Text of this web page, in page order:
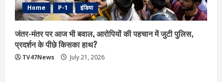
Home P-1 इंडिया
जंतर-मंतर पर आज भी बवाल, आरोपियों की पहचान में जुटी पुलिस,
प्रदर्शन के पीछे किसका हाथ?
TV47News July 21, 2026